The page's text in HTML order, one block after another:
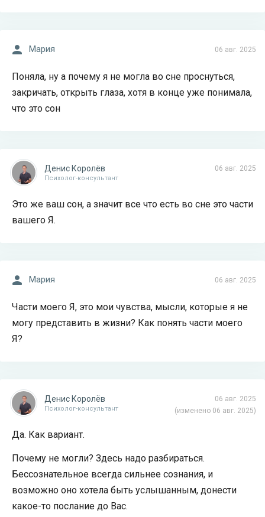
06 авг. 2025
Мария
Поняла, ну а почему я не могла во сне проснуться,
закричать, открыть глаза, хотя в конце уже понимала,
что это сон
06 авг. 2025
Денис Королёв
Психолог-консультант
Это же ваш сон, а значит все что есть во сне это части
вашего Я.
06 авг. 2025
Мария
Части моего Я, это мои чувства, мысли, которые я не
могу представить в жизни? Как понять части моего
Я?
06 авг. 2025
(изменено 06 авг. 2025)
Денис Королёв
Психолог-консультант
Да. Как вариант.
Почему не могли? Здесь надо разбираться.
Бессознательное всегда сильнее сознания, и
возможно оно хотела быть услышанным, донести
какое-то послание до Вас.